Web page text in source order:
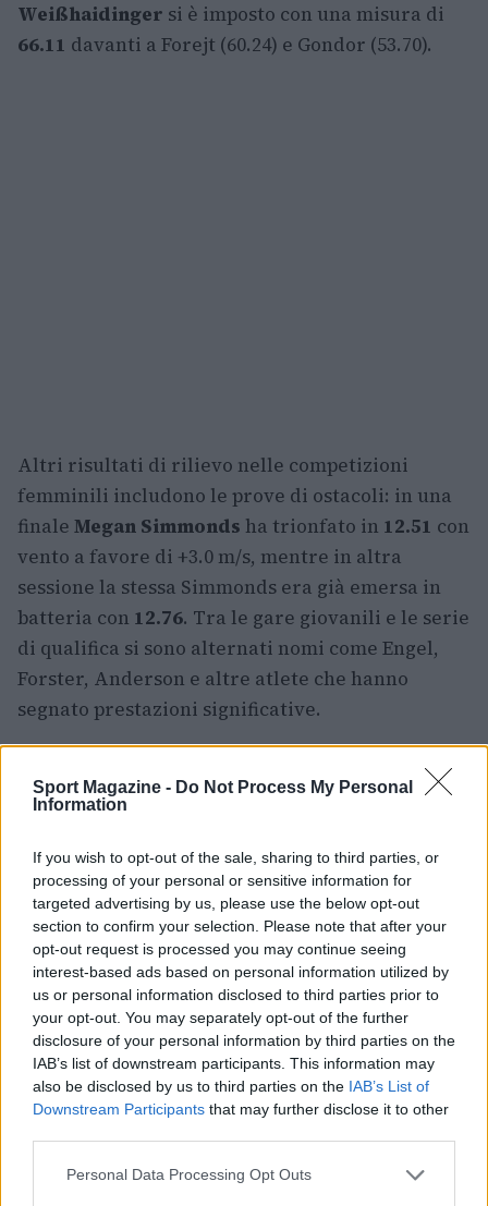
Sport Magazine - Do Not Process My Personal
Information
If you wish to opt-out of the sale, sharing to third parties, or
processing of your personal or sensitive information for
targeted advertising by us, please use the below opt-out
section to confirm your selection. Please note that after your
opt-out request is processed you may continue seeing
interest-based ads based on personal information utilized by
us or personal information disclosed to third parties prior to
your opt-out. You may separately opt-out of the further
disclosure of your personal information by third parties on the
IAB’s list of downstream participants. This information may
also be disclosed by us to third parties on the IAB’s List of
Downstream Participants that may further disclose it to other
Please note that this website/app uses one or more Google
Personal Data Processing Opt Outs
Weißhaidinger si è imposto con una misura di
66.11 davanti a Forejt (60.24) e Gondor (53.70).
Altri risultati di rilievo nelle competizioni
femminili includono le prove di ostacoli: in una
finale Megan Simmonds ha trionfato in 12.51 con
vento a favore di +3.0 m/s, mentre in altra
sessione la stessa Simmonds era già emersa in
batteria con 12.76. Tra le gare giovanili e le serie
di qualifica si sono alternati nomi come Engel,
Forster, Anderson e altre atlete che hanno
segnato prestazioni significative.
evidenza sia i salti tecnici, con scelte tattiche
nelle gare di sprint. Le performance
cronometriche e le misure tecniche registrate
daranno materiale di analisi per allenatori e
atleti nelle prossime settimane.
AUTORE
Ilaria Mauri
Ilaria Mauri, bolognese, decise di seguire il
giornalismo sportivo dopo una notte al
commenti. In redazione predilige reportage